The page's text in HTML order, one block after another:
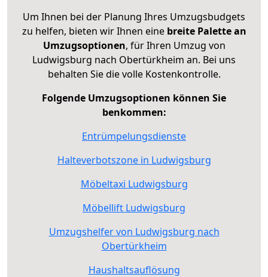
Um Ihnen bei der Planung Ihres Umzugsbudgets
zu helfen, bieten wir Ihnen eine breite Palette an
Umzugsoptionen, für Ihren Umzug von
Ludwigsburg nach Obertürkheim an. Bei uns
behalten Sie die volle Kostenkontrolle.
Folgende Umzugsoptionen können Sie
benkommen:
Entrümpelungsdienste
Halteverbotszone in Ludwigsburg
Möbeltaxi Ludwigsburg
Möbellift Ludwigsburg
Umzugshelfer von Ludwigsburg nach
Obertürkheim
Haushaltsauflösung